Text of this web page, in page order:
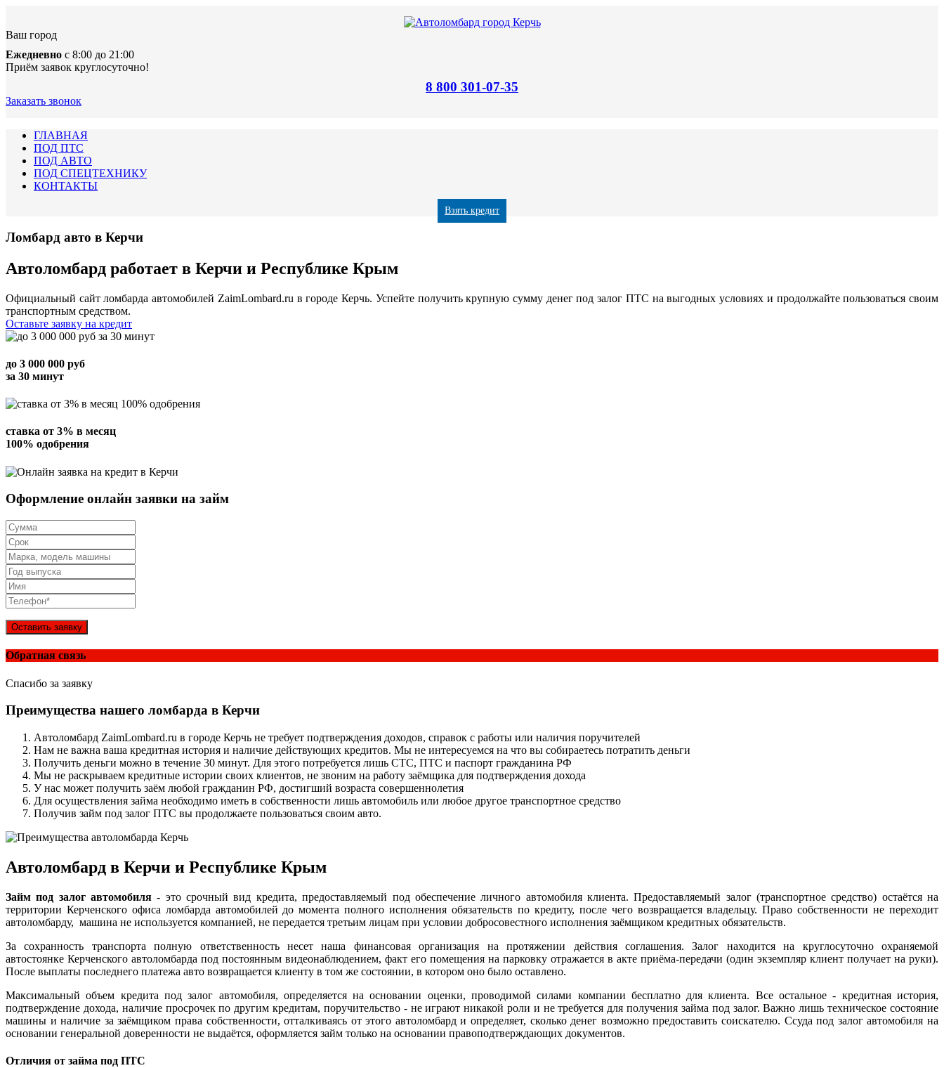
Ваш город
Ежедневно с 8:00 до 21:00
Приём заявок круглосуточно!
8 800 301-07-35
Заказать звонок
ГЛАВНАЯ
ПОД ПТС
ПОД АВТО
ПОД СПЕЦТЕХНИКУ
КОНТАКТЫ
Взять кредит
Ломбард авто в Керчи
Автоломбард работает в Керчи и Республике Крым
Официальный сайт ломбарда автомобилей ZaimLombard.ru в городе Керчь. Успейте получить крупную сумму денег под залог ПТС на выгодных условиях и продолжайте пользоваться своим
транспортным средством.
Оставьте заявку на кредит
до 3 000 000 руб
за 30 минут
ставка от 3% в месяц
100% одобрения
Оформление онлайн заявки на займ
Оставить заявку
Обратная связь
Спасибо за заявку
Преимущества нашего ломбарда в Керчи
Автоломбард ZaimLombard.ru в городе Керчь не требует подтверждения доходов, справок с работы или наличия поручителей
Нам не важна ваша кредитная история и наличие действующих кредитов. Мы не интересуемся на что вы собираетесь потратить деньги
Получить деньги можно в течение 30 минут. Для этого потребуется лишь СТС, ПТС и паспорт гражданина РФ
Мы не раскрываем кредитные истории своих клиентов, не звоним на работу заёмщика для подтверждения дохода
У нас может получить заём любой гражданин РФ, достигший возраста совершеннолетия
Для осуществления займа необходимо иметь в собственности лишь автомобиль или любое другое транспортное средство
Получив займ под залог ПТС вы продолжаете пользоваться своим авто.
Автоломбард в Керчи и Республике Крым
Займ под залог автомобиля - это срочный вид кредита, предоставляемый под обеспечение личного автомобиля клиента. Предоставляемый залог (транспортное средство) остаётся на
территории Керченского офиса ломбарда автомобилей до момента полного исполнения обязательств по кредиту, после чего возвращается владельцу. Право собственности не переходит
автоломбарду, машина не используется компанией, не передается третьим лицам при условии добросовестного исполнения заёмщиком кредитных обязательств.
За сохранность транспорта полную ответственность несет наша финансовая организация на протяжении действия соглашения. Залог находится на круглосуточно охраняемой
автостоянке Керченского автоломбарда под постоянным видеонаблюдением, факт его помещения на парковку отражается в акте приёма-передачи (один экземпляр клиент получает на руки).
После выплаты последнего платежа авто возвращается клиенту в том же состоянии, в котором оно было оставлено.
Максимальный объем кредита под залог автомобиля, определяется на основании оценки, проводимой силами компании бесплатно для клиента. Все остальное - кредитная история,
подтверждение дохода, наличие просрочек по другим кредитам, поручительство - не играют никакой роли и не требуется для получения займа под залог. Важно лишь техническое состояние
машины и наличие за заёмщиком права собственности, отталкиваясь от этого автоломбард и определяет, сколько денег возможно предоставить соискателю. Ссуда под залог автомобиля на
основании генеральной доверенности не выдаётся, оформляется займ только на основании правоподтверждающих документов.
Отличия от займа под ПТС